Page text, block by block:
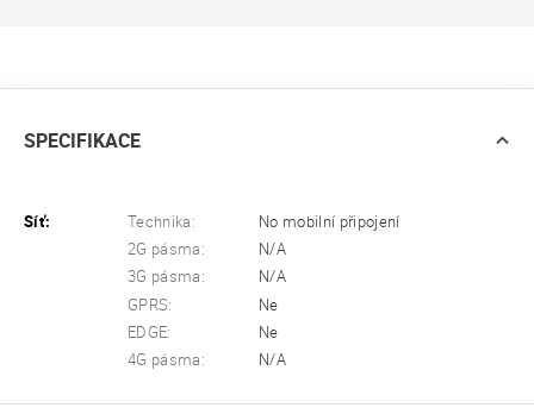
SPECIFIKACE
Síť: Technika:
No mobilní připojení
2G pásma:
N/A
3G pásma:
N/A
GPRS:
Ne
EDGE:
Ne
4G pásma:
N/A